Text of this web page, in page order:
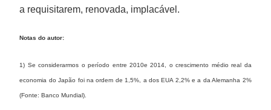
a requisitarem, renovada, implacável.
Notas do autor:
1) Se considerarmos o período entre 2010e 2014, o crescimento médio real da
economia do Japão foi na ordem de 1,5%, a dos EUA 2,2% e a da Alemanha 2%
(Fonte: Banco Mundial).